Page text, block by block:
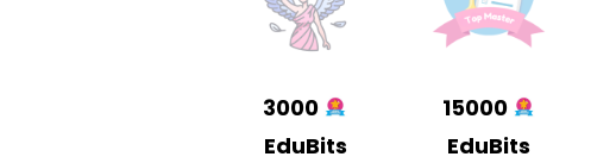
3000
EduBits
15000
EduBits